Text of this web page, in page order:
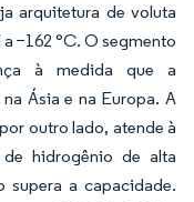
arquitetura de voluta
−162 °C. O segmento
à medida que a
Ásia e na Europa. A
outro lado, atende à
hidrogênio de alta
supera a capacidade.